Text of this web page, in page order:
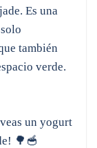
Es una
también
verde.
un yogurt
🌳🥣